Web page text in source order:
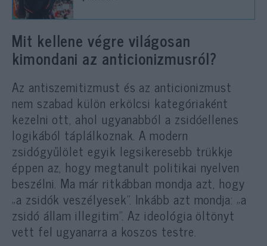
Mit kellene végre világosan
kimondani az anticionizmusról?
Az antiszemitizmust és az anticionizmust
nem szabad külön erkölcsi kategóriaként
kezelni ott, ahol ugyanabból a zsidóellenes
logikából táplálkoznak. A modern
zsidógyűlölet egyik legsikeresebb trükkje
éppen az, hogy megtanult politikai nyelven
beszélni. Ma már ritkábban mondja azt, hogy
„a zsidók veszélyesek”. Inkább azt mondja: „a
zsidó állam illegitim”. Az ideológia öltönyt
vett fel ugyanarra a koszos testre.